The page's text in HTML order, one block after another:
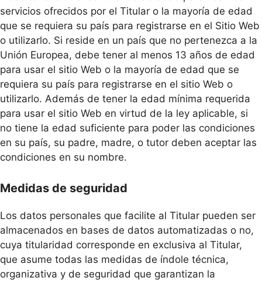
servicios ofrecidos por el Titular o la mayoría de edad
que se requiera su país para registrarse en el Sitio Web
o utilizarlo. Si reside en un país que no pertenezca a la
Unión Europea, debe tener al menos 13 años de edad
para usar el sitio Web o la mayoría de edad que se
requiera su país para registrarse en el sitio Web o
utilizarlo. Además de tener la edad mínima requerida
para usar el sitio Web en virtud de la ley aplicable, si
no tiene la edad suficiente para poder las condiciones
en su país, su padre, madre, o tutor deben aceptar las
condiciones en su nombre.
Medidas de seguridad
Los datos personales que facilite al Titular pueden ser
almacenados en bases de datos automatizadas o no,
cuya titularidad corresponde en exclusiva al Titular,
que asume todas las medidas de índole técnica,
organizativa y de seguridad que garantizan la